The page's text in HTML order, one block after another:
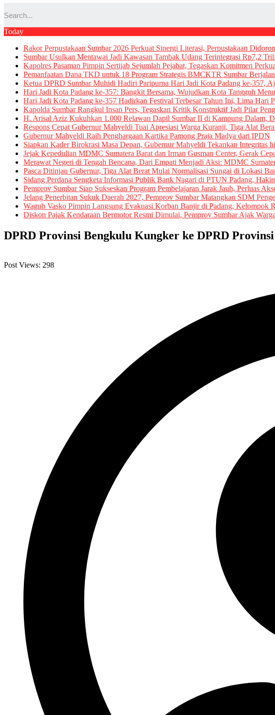
Today
Rakor Perpustakaan Sumbar 2026 Perkuat Sinergi Literasi, Perpustakaan
Sumbar Usulkan Mentawai Jadi Kawasan Tambak Udang Terintegrasi Rp7,2
Kapolres Pasaman Pimpin Sertijab Sejumlah Pejabat, Tegaskan Komitmen
Pemanfaatan Dana TKD untuk 18 Program Strategis BMCKTR Sumbar
Ketua DPRD Sumbar Muhidi Hadiri Paripurna Hari Jadi Kota Padang ke-357,
Hari Jadi Kota Padang ke-357: Bangkit Bersama, Wujudkan Kota Tangguh
Hari Jadi Kota Padang ke-357 Hadirkan Festival Terbesar Tahun Ini, Lima Hari
Kapolda Sumbar Rangkul Insan Pers, Tegaskan Kritik Konstruktif Jadi Pilar
H. Arisal Aziz Kukuhkan 1.000 Relawan Dapil Sumbar II di Kampung Dalam,
Respons Cepat Gubernur Mahyeldi Tuai Apresiasi Warga Kuranji, Tiga Alat
Gubernur Mahyeldi Raih Penghargaan Kartika Pamong Praja Madya dari IPDN
Siapkan Kader Birokrasi Masa Depan, Gubernur Mahyeldi Tekankan Integritas
Jejak Kepedulian MDMC Sumatera Barat dan Irman Gusman Center, Gerak
Merawat Negeri di Tengah Bencana, Dari Empati Menjadi Aksi: MDMC
Pasca Ditinjau Gubernur, Tiga Alat Berat Mulai Normalisasi Sungai di Lokasi
Sidang Perdana Sengketa Informasi Publik Bank Nagari di PTUN Padang,
Pemprov Sumbar Siap Sukseskan Program Pembelajaran Jarak Jauh, Perluas
Jelang Penerbitan Sukuk Daerah 2027, Pemprov Sumbar Matangkan SDM
Wagub Vasko Pimpin Langsung Evakuasi Korban Banjir di Padang, Kelompok
Diskon Pajak Kendaraan Bermotor Resmi Dimulai, Pemprov Sumbar Ajak
DPRD Provinsi Bengkulu Kungker ke DPRD
Post Views: 298